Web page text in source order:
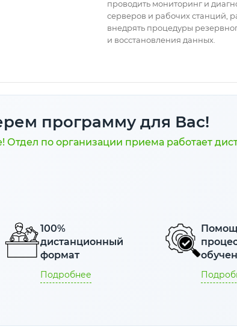
проводить мониторинг и
серверов и рабочих станций,
внедрять процедуры
и восстановления данных.
программу для Вас!
Отдел по организации приема работает
100%
дистанционный
формат
Подробнее